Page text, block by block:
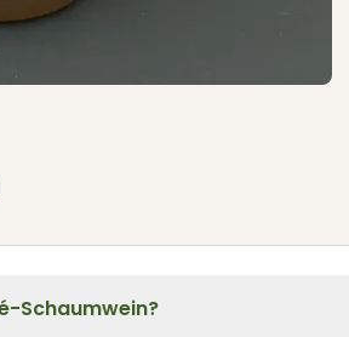
Schaumwein?